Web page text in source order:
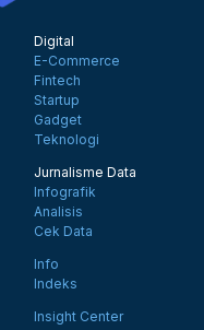
Digital
E-Commerce
Fintech
Startup
Gadget
Teknologi
Jurnalisme Data
Infografik
Analisis
Cek Data
Info
Indeks
Insight Center